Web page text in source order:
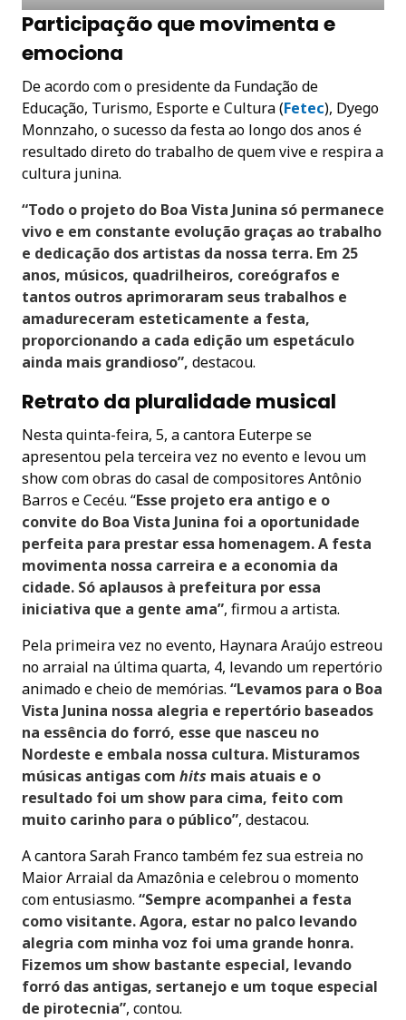
Participação que movimenta e
emociona
De acordo com o presidente da Fundação de
Educação, Turismo, Esporte e Cultura (Fetec), Dyego
Monnzaho, o sucesso da festa ao longo dos anos é
resultado direto do trabalho de quem vive e respira a
cultura junina.
“Todo o projeto do Boa Vista Junina só permanece
vivo e em constante evolução graças ao trabalho
e dedicação dos artistas da nossa terra. Em 25
anos, músicos, quadrilheiros, coreógrafos e
tantos outros aprimoraram seus trabalhos e
amadureceram esteticamente a festa,
proporcionando a cada edição um espetáculo
ainda mais grandioso”, destacou.
Retrato da pluralidade musical
Nesta quinta-feira, 5, a cantora Euterpe se
apresentou pela terceira vez no evento e levou um
show com obras do casal de compositores Antônio
Barros e Cecéu. “Esse projeto era antigo e o
convite do Boa Vista Junina foi a oportunidade
perfeita para prestar essa homenagem. A festa
movimenta nossa carreira e a economia da
cidade. Só aplausos à prefeitura por essa
iniciativa que a gente ama”, firmou a artista.
Pela primeira vez no evento, Haynara Araújo estreou
no arraial na última quarta, 4, levando um repertório
animado e cheio de memórias. “Levamos para o Boa
Vista Junina nossa alegria e repertório baseados
na essência do forró, esse que nasceu no
Nordeste e embala nossa cultura. Misturamos
músicas antigas com hits mais atuais e o
resultado foi um show para cima, feito com
muito carinho para o público”, destacou.
A cantora Sarah Franco também fez sua estreia no
Maior Arraial da Amazônia e celebrou o momento
com entusiasmo. “Sempre acompanhei a festa
como visitante. Agora, estar no palco levando
alegria com minha voz foi uma grande honra.
Fizemos um show bastante especial, levando
forró das antigas, sertanejo e um toque especial
de pirotecnia”, contou.